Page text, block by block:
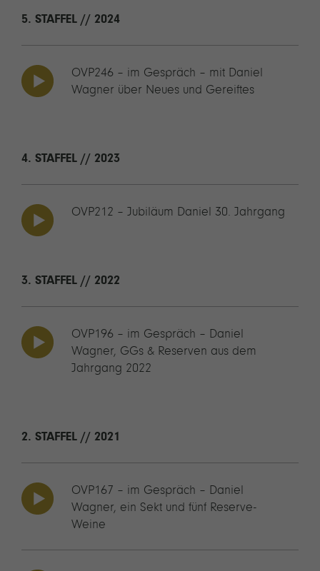
5. STAFFEL // 2024
OVP246 – im Gespräch – mit Daniel
Wagner über Neues und Gereiftes
4. STAFFEL // 2023
OVP212 – Jubiläum Daniel 30. Jahrgang
3. STAFFEL // 2022
OVP196 – im Gespräch – Daniel
Wagner, GGs & Reserven aus dem
Jahrgang 2022
2. STAFFEL // 2021
OVP167 – im Gespräch – Daniel
Wagner, ein Sekt und fünf Reserve-
Weine